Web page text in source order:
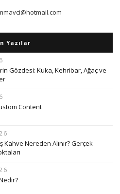
Yazılar
Gözdesi: Kuka, Kehribar, Ağaç ve
Content
Kahve Nereden Alınır? Gerçek